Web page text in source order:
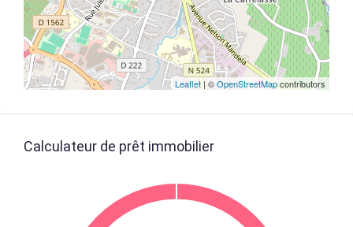
Leaflet| ©OpenStreetMapcontributors
Calculateur de prêt immobilier